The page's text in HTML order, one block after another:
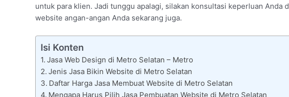
untuk para klien. Jadi tunggu apalagi, silakan konsultasi keperluan Anda
website angan-angan Anda sekarang juga.
Isi Konten
Jasa Web Design di Metro Selatan – Metro
Jenis Jasa Bikin Website di Metro Selatan
Daftar Harga Jasa Membuat Website di Metro Selatan
Mengapa Harus Pilih Jasa Pembuatan Website di Metro Selatan